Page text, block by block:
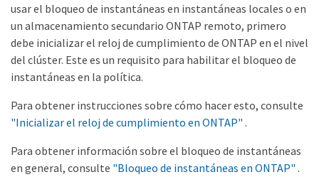
usar el bloqueo de instantáneas en instantáneas locales o en
un almacenamiento secundario ONTAP remoto, primero
debe inicializar el reloj de cumplimiento de ONTAP en el nivel
del clúster. Este es un requisito para habilitar el bloqueo de
instantáneas en la política.
Para obtener instrucciones sobre cómo hacer esto, consulte
"Inicializar el reloj de cumplimiento en ONTAP" .
Para obtener información sobre el bloqueo de instantáneas
en general, consulte "Bloqueo de instantáneas en ONTAP" .